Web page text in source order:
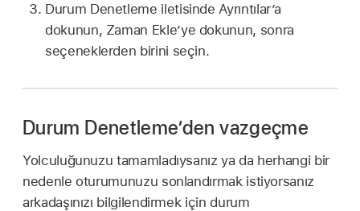
Durum Denetleme iletisinde Ayrıntılar’a
dokunun, Zaman Ekle’ye dokunun, sonra
seçeneklerden birini seçin.
Durum Denetleme’den vazgeçme
Yolculuğunuzu tamamladıysanız ya da herhangi bir
nedenle oturumunuzu sonlandırmak istiyorsanız
arkadaşınızı bilgilendirmek için durum